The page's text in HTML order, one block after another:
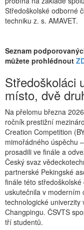
Středoškolské odborné
techniku z. s. AMAVET.
Seznam
můžete prohlédnout
Středoškoláci
místo, dvě
Na přelomu března
ročník prestižní
Creation Competition
mimořádného úspěchu
prosadili ve finále a
Český svaz
partnerské Pekingské
finále této
uskutečnila v moderním
technologické
Changpingu. ČSVTS
tří studentů.